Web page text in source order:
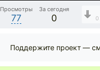
Просмотры
77
За сегодня
0 0
Поддержите проект —